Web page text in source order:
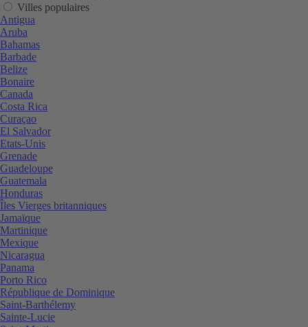
Villes populaires
Antigua
Aruba
Bahamas
Barbade
Belize
Bonaire
Canada
Costa Rica
Curaçao
El Salvador
Etats-Unis
Grenade
Guadeloupe
Guatemala
Honduras
Îles Vierges britanniques
Jamaïque
Martinique
Mexique
Nicaragua
Panama
Porto Rico
République de Dominique
Saint-Barthélemy
Sainte-Lucie